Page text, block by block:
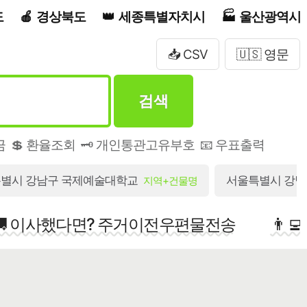
경상북도 세종특별자치시 울산광역시
📥 CSV 🇺🇸 영문
검색
💲 환율조회 🗝️ 개인통관고유부호 📧 우표출력
시 강남구 국제예술대학교 지역+건물명 서울특별시 강
이사했다면? 주거이전우편물전송